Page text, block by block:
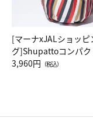
[マーナxJALショッピ
グ]Shupattoコンパク
Drop JAL客室乗務員（
3,960円 （税込）